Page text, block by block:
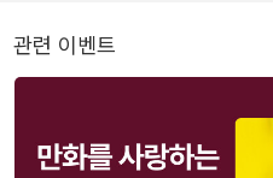
관련 이벤트